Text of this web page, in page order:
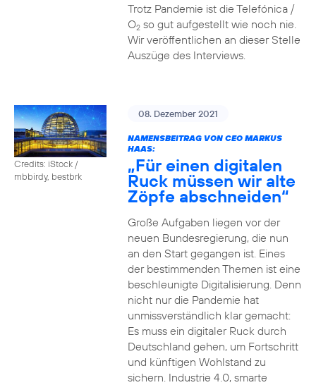
Trotz Pandemie ist die Telefónica /
O2so gut aufgestellt wie noch nie.
Wir veröffentlichen an dieser Stelle
Auszüge des Interviews.
Credits: iStock /
mbbirdy, bestbrk
08. Dezember 2021
NAMENSBEITRAG VON CEO MARKUS
HAAS:
„Für einen digitalen
Ruck müssen wir alte
Zöpfe abschneiden“
Große Aufgaben liegen vor der
neuen Bundesregierung, die nun
an den Start gegangen ist. Eines
der bestimmenden Themen ist eine
beschleunigte Digitalisierung. Denn
nicht nur die Pandemie hat
unmissverständlich klar gemacht:
Es muss ein digitaler Ruck durch
Deutschland gehen, um Fortschritt
und künftigen Wohlstand zu
sichern. Industrie 4.0, smarte